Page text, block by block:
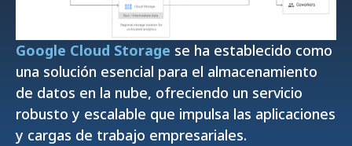
Google Cloud Storage se ha establecido como
una solución esencial para el almacenamiento
de datos en la nube, ofreciendo un servicio
robusto y escalable que impulsa las aplicaciones
y cargas de trabajo empresariales.